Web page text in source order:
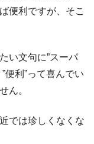
便利ですが、そこ
い文句に”スーパ
便利”って喜んでい
ん。
では珍しくなくな